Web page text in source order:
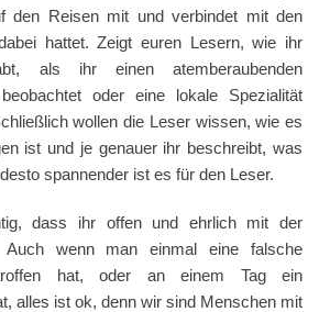
den Reisen mit und verbindet mit den
hattet. Zeigt euren Lesern, wie ihr
als ihr einen atemberaubenden
beobachtet oder eine lokale Spezialität
wollen die Leser wissen, wie es
ist und je genauer ihr beschreibt, was
spannender ist es für den Leser.
dass ihr offen und ehrlich mit der
Auch wenn man einmal eine falsche
hat, oder an einem Tag ein
alles ist ok, denn wir sind Menschen mit